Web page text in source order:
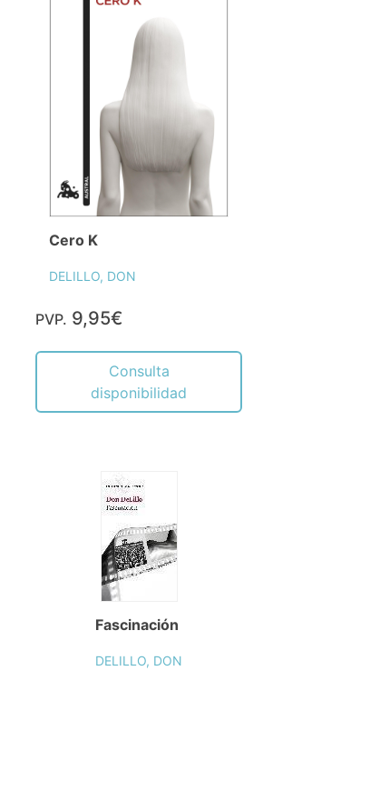
Cero K
DELILLO, DON
PVP. 9,95€
Consulta
disponibilidad
Fascinación
DELILLO, DON